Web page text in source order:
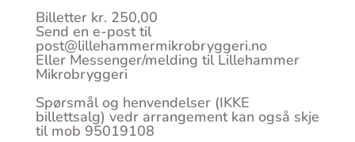
Billetter kr. 250,00
Send en e-post til
post@lillehammermikrobryggeri.no
Eller Messenger/melding til Lillehammer
Mikrobryggeri
Spørsmål og henvendelser (IKKE
billettsalg) vedr arrangement kan også skje
til mob 95019108